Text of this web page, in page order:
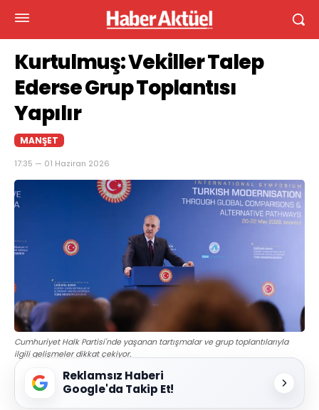
Kurtulmuş: Vekiller Talep
Ederse Grup Toplantısı
Yapılır
MANŞET
17:35 — 01 Haziran 2026
Cumhuriyet Halk Partisi'nde yaşanan tartışmalar ve grup toplantılarıyla
ilgili gelişmeler dikkat çekiyor.
Reklamsız Haberi
Google'da Takip Et!